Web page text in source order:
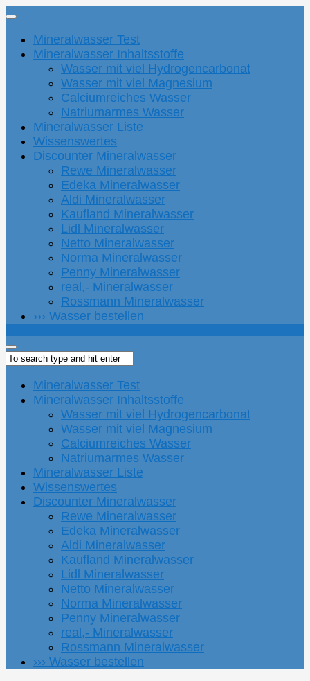
Mineralwasser Test
Mineralwasser Inhaltsstoffe
Wasser mit viel Hydrogencarbonat
Wasser mit viel Magnesium
Calciumreiches Wasser
Natriumarmes Wasser
Mineralwasser Liste
Wissenswertes
Discounter Mineralwasser
Rewe Mineralwasser
Edeka Mineralwasser
Aldi Mineralwasser
Kaufland Mineralwasser
Lidl Mineralwasser
Netto Mineralwasser
Norma Mineralwasser
Penny Mineralwasser
real,- Mineralwasser
Rossmann Mineralwasser
››› Wasser bestellen
Mineralwasser Test
Mineralwasser Inhaltsstoffe
Wasser mit viel Hydrogencarbonat
Wasser mit viel Magnesium
Calciumreiches Wasser
Natriumarmes Wasser
Mineralwasser Liste
Wissenswertes
Discounter Mineralwasser
Rewe Mineralwasser
Edeka Mineralwasser
Aldi Mineralwasser
Kaufland Mineralwasser
Lidl Mineralwasser
Netto Mineralwasser
Norma Mineralwasser
Penny Mineralwasser
real,- Mineralwasser
Rossmann Mineralwasser
››› Wasser bestellen